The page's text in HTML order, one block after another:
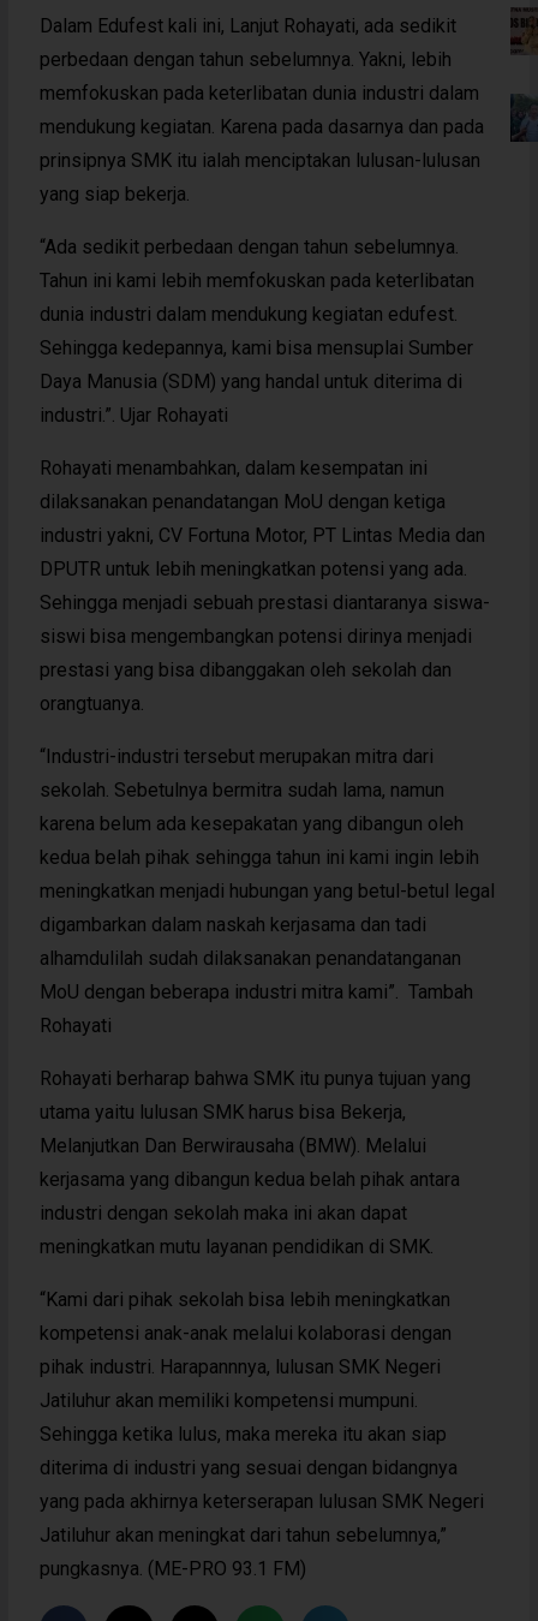
Dalam Edufest kali ini, Lanjut Rohayati, ada sedikit
perbedaan dengan tahun sebelumnya. Yakni, lebih
memfokuskan pada keterlibatan dunia industri dalam
mendukung kegiatan. Karena pada dasarnya dan pada
prinsipnya SMK itu ialah menciptakan lulusan-lulusan
yang siap bekerja.
“Ada sedikit perbedaan dengan tahun sebelumnya.
Tahun ini kami lebih memfokuskan pada keterlibatan
dunia industri dalam mendukung kegiatan edufest.
Sehingga kedepannya, kami bisa mensuplai Sumber
Daya Manusia (SDM) yang handal untuk diterima di
industri.”. Ujar Rohayati
Rohayati menambahkan, dalam kesempatan ini
dilaksanakan penandatangan MoU dengan ketiga
industri yakni, CV Fortuna Motor, PT Lintas Media dan
DPUTR untuk lebih meningkatkan potensi yang ada.
Sehingga menjadi sebuah prestasi diantaranya siswa-
siswi bisa mengembangkan potensi dirinya menjadi
prestasi yang bisa dibanggakan oleh sekolah dan
orangtuanya.
“Industri-industri tersebut merupakan mitra dari
sekolah. Sebetulnya bermitra sudah lama, namun
karena belum ada kesepakatan yang dibangun oleh
kedua belah pihak sehingga tahun ini kami ingin lebih
meningkatkan menjadi hubungan yang betul-betul legal
digambarkan dalam naskah kerjasama dan tadi
alhamdulilah sudah dilaksanakan penandatanganan
MoU dengan beberapa industri mitra kami”. Tambah
Rohayati
Rohayati berharap bahwa SMK itu punya tujuan yang
utama yaitu lulusan SMK harus bisa Bekerja,
Melanjutkan Dan Berwirausaha (BMW). Melalui
kerjasama yang dibangun kedua belah pihak antara
industri dengan sekolah maka ini akan dapat
meningkatkan mutu layanan pendidikan di SMK.
“Kami dari pihak sekolah bisa lebih meningkatkan
kompetensi anak-anak melalui kolaborasi dengan
pihak industri. Harapannnya, lulusan SMK Negeri
Jatiluhur akan memiliki kompetensi mumpuni.
Sehingga ketika lulus, maka mereka itu akan siap
diterima di industri yang sesuai dengan bidangnya
yang pada akhirnya keterserapan lulusan SMK Negeri
Jatiluhur akan meningkat dari tahun sebelumnya,”
pungkasnya. (ME-PRO 93.1 FM)